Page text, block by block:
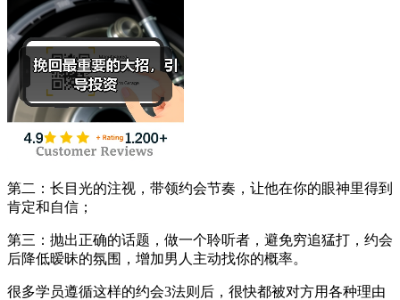
第二：长目光的注视，带领约会节奏，让他在你的眼神里得到
肯定和自信；
第三：抛出正确的话题，做一个聆听者，避免穷追猛打，约会
后降低暧昧的氛围，增加男人主动找你的概率。
很多学员遵循这样的约会3法则后，很快都被对方用各种理由